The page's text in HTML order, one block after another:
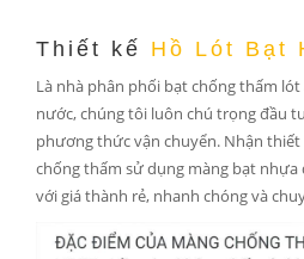
Thiết kế Hồ Lót Bạt
Là nhà phân phối bạt chống thấm lót
nước, chúng tôi luôn chú trọng đầu
phương thức vận chuyển. Nhận thiết
chống thấm sử dụng màng bạt nhựa
với giá thành rẻ, nhanh chóng và